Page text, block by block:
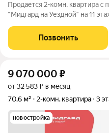
Продается 2-комн. квартира
"Мидгард на Уездной" на 11
кв.м. Квартира угловая, окна
ocвeщeниe в
Позвонить
9 070 000 ₽
от 32 583 ₽ в месяц
70,6 м²
2-комн. квартира 3
новостройка